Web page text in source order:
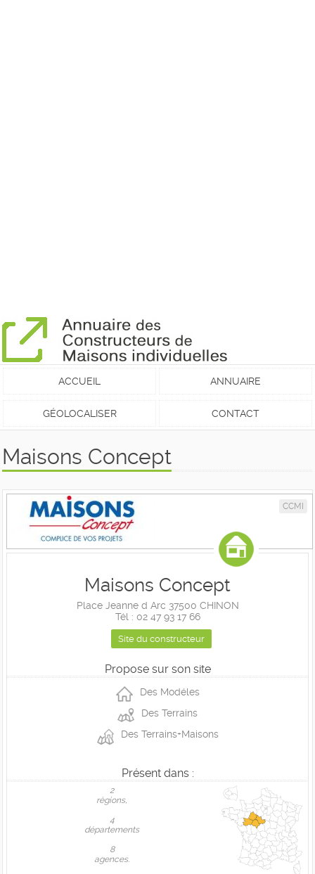
ACCUEIL ANNUAIRE
GÉOLOCALISER CONTACT
Maisons Concept
CCMI
Maisons Concept
Place Jeanne d Arc 37500 CHINON
Tél : 02 47 93 17 66
Site du constructeur
Propose sur son site
Des Modéles
Des Terrains
Des Terrains+Maisons
Présent dans :
2
règions,
4
départements
8
agences.